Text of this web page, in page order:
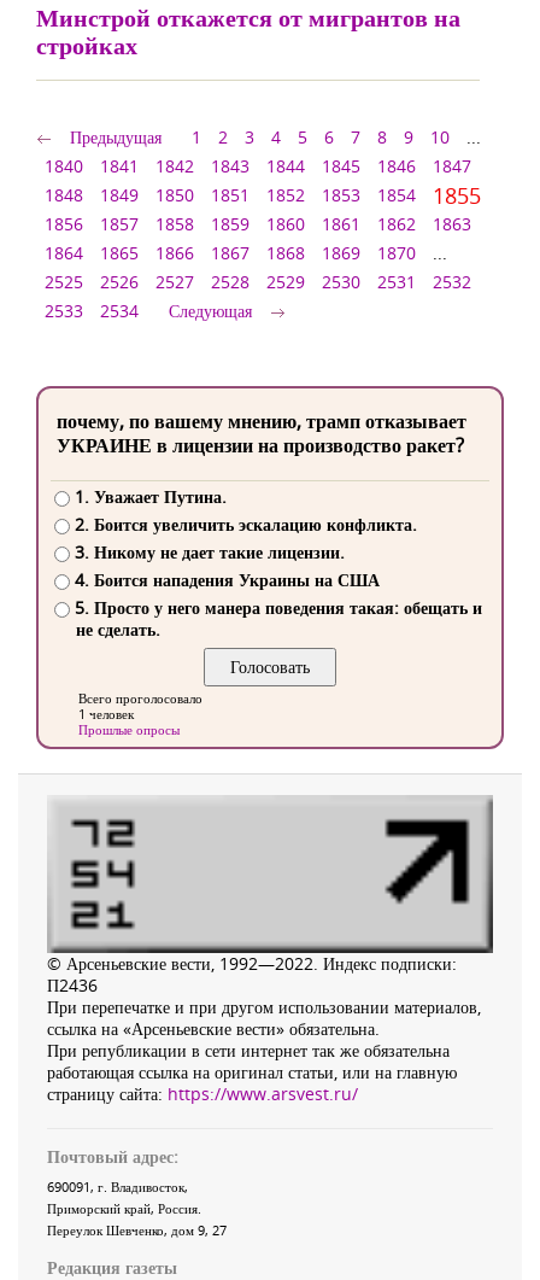
Минстрой откажется от мигрантов на
стройках
Предыдущая 1 2 3 4 5 6 7 8 9 10
...
1840
1841 1842 1843 1844 1845 1846
1847
1848
1849 1850 1851 1852 1853 1854 1855
1856 1857 1858 1859 1860 1861 1862
1863
1864
1865 1866 1867 1868 1869 1870
...
2525
2526 2527 2528 2529 2530 2531
2532
2533
2534 Следующая
почему, по вашему мнению, трамп отказывает
УКРАИНЕ в лицензии на производство ракет?
1. Уважает Путина.
2. Боится увеличить эскалацию конфликта.
3. Никому не дает такие лицензии.
4. Боится нападения Украины на США
5. Просто у него манера поведения такая: обещать и
не сделать.
Всего проголосовало
1 человек
Прошлые опросы
© Арсеньевские вести, 1992—2022. Индекс подписки:
П2436
При перепечатке и при другом использовании материалов,
ссылка на «Арсеньевские вести» обязательна.
При републикации в сети интернет так же обязательна
работающая ссылка на оригинал статьи, или на главную
страницу сайта: https://www.arsvest.ru/
Почтовый адрес:
690091, г. Владивосток,
Приморский край, Россия
Переулок Шевченко, дом 9, 27
Редакция газеты